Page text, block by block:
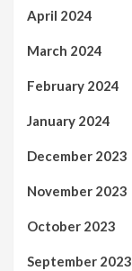
April 2024
March 2024
February 2024
January 2024
December 2023
November 2023
October 2023
September 2023